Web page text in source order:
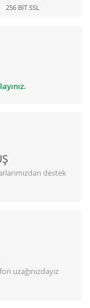
256 BİT SSL
destek
uzağınızdayız